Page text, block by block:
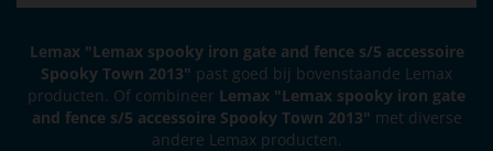
Lemax "Lemax spooky iron gate and fence s/5 accessoire
Spooky Town 2013" past goed bij bovenstaande Lemax
producten. Of combineer Lemax "Lemax spooky iron gate
and fence s/5 accessoire Spooky Town 2013" met diverse
andere Lemax producten.